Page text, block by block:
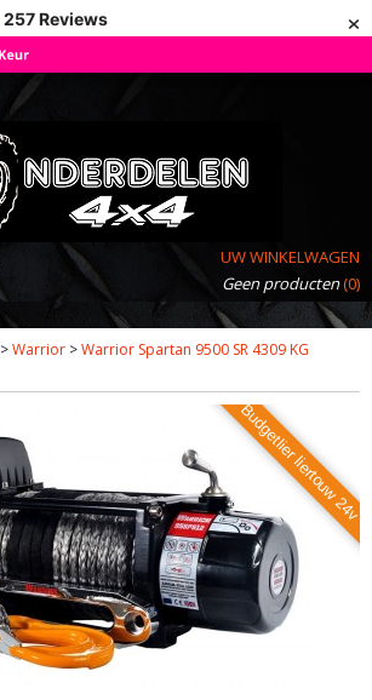
257 Reviews ×
UW WINKELWAGEN
Geen producten(0)
>Warrior >Warrior Spartan 9500 SR 4309 KG
Budgetlier liertouw 24v